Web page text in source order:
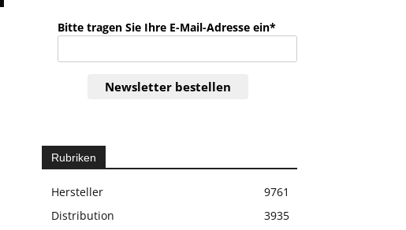
Bitte tragen Sie Ihre E-Mail-Adresse ein*
Newsletter bestellen
Rubriken
Hersteller
9761
Distribution
3935